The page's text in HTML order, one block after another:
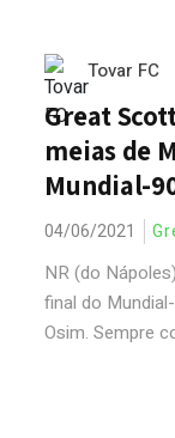
Tovar FC
Great
meias de
Mundial-
04/06/2021
NR (do
final do
Osim. Sempre